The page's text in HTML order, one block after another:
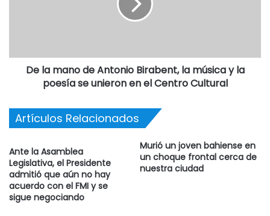
En ese sentido, de las constancias que existen en la causa,
obtener información policial de la diligencia que se llevaría
a cabo el día 8 de octubre del corriente, habría informado
de ello al imputado Jonathan Lema, quien logró así sortear
persona.
No obstante, actualmente se encuentra alojado en Villa
Floresta con prisión preventiva en el marco de la causa
que se sigue por la sustracción de hacienda a Ponciano
Muñiz y, tal como le confió un investigador a este diario,
De la mano de Antonio Birabent, la música y la
poesía se unieron en el Centro Cultural
Artículos Relacionados
Ante la Asamblea
Legislativa, el Presidente
admitió que aún no hay
acuerdo con el FMI y se
sigue negociando
Murió un joven bahiense en
un choque frontal cerca de
nuestra ciudad